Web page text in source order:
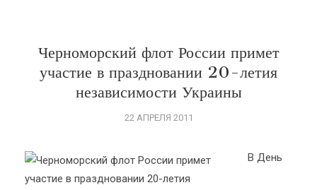
Черноморский флот России примет
участие в праздновании 20-летия
независимости Украины
22 АПРЕЛЯ 2011
В День